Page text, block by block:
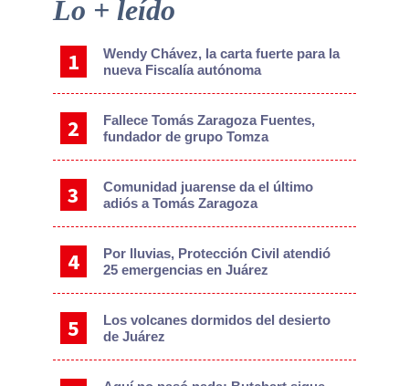
Lo + leído
Wendy Chávez, la carta fuerte para la
nueva Fiscalía autónoma
Fallece Tomás Zaragoza Fuentes,
fundador de grupo Tomza
Comunidad juarense da el último
adiós a Tomás Zaragoza
Por lluvias, Protección Civil atendió
25 emergencias en Juárez
Los volcanes dormidos del desierto
de Juárez